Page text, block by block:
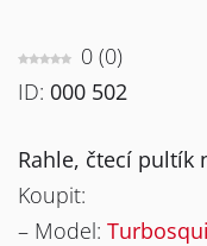
0 (0)
ID: 000 502
Rahle, čtecí pultík
Koupit:
– Model: